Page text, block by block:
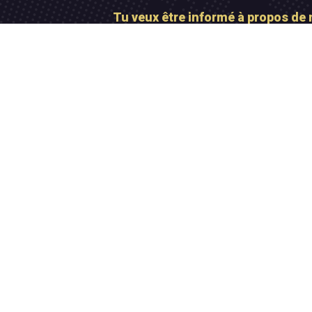
Tu veux être informé à propos de